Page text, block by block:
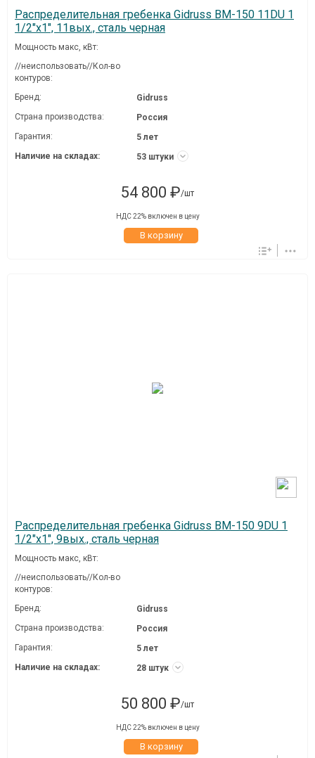
Распределительная гребенка Gidruss BM-150 11DU 1
1/2"х1", 11вых., сталь черная
Мощность макс, кВт:
//неиспользовать//Кол-во
контуров:
Бренд:
Gidruss
Страна производства:
Россия
Гарантия:
5 лет
Наличие на складах:
53 штуки
54 800 ₽/шт
НДС 22% включен в цену
В корзину
Распределительная гребенка Gidruss BM-150 9DU 1
1/2"х1", 9вых., сталь черная
Мощность макс, кВт:
//неиспользовать//Кол-во
контуров:
Бренд:
Gidruss
Страна производства:
Россия
Гарантия:
5 лет
Наличие на складах:
28 штук
50 800 ₽/шт
НДС 22% включен в цену
В корзину